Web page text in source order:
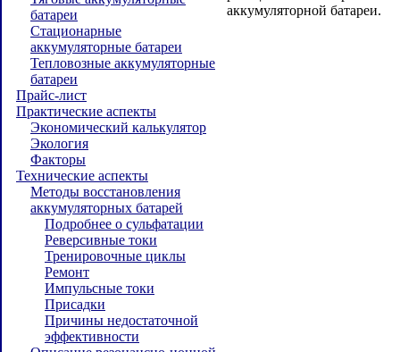
батареи
Стационарные
аккумуляторные батареи
Тепловозные аккумуляторные
батареи
Прайс-лист
Практические аспекты
Экономический калькулятор
Экология
Факторы
Технические аспекты
Методы восстановления
аккумуляторных батарей
Подробнее о сульфатации
Реверсивные токи
Тренировочные циклы
Ремонт
Импульсные токи
Присадки
Причины недостаточной
эффективности
аккумуляторной батареи.